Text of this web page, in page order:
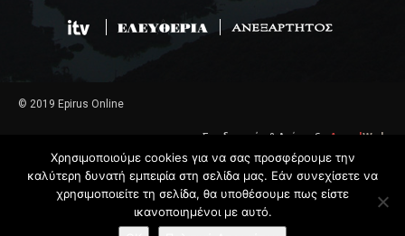
© 2019 Epirus Online
Σχεδιασμός & Ανάπτυξη AngelWeb
Χρησιμοποιούμε cookies για να σας προσφέρουμε την
καλύτερη δυνατή εμπειρία στη σελίδα μας. Εάν συνεχίσετε να
χρησιμοποιείτε τη σελίδα, θα υποθέσουμε πως είστε
ικανοποιημένοι με αυτό.